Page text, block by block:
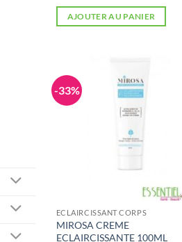
AJOUTER AU PANIER
-33%
ECLAIRCISSANT CORPS
MIROSA CREME
ECLAIRCISSANTE 100ML